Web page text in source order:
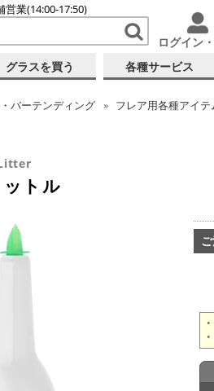
営業(14:00-17:50)
ログイン
グラスを買う 各種サービス
バーテンディング フレア用各種アイテ
トル